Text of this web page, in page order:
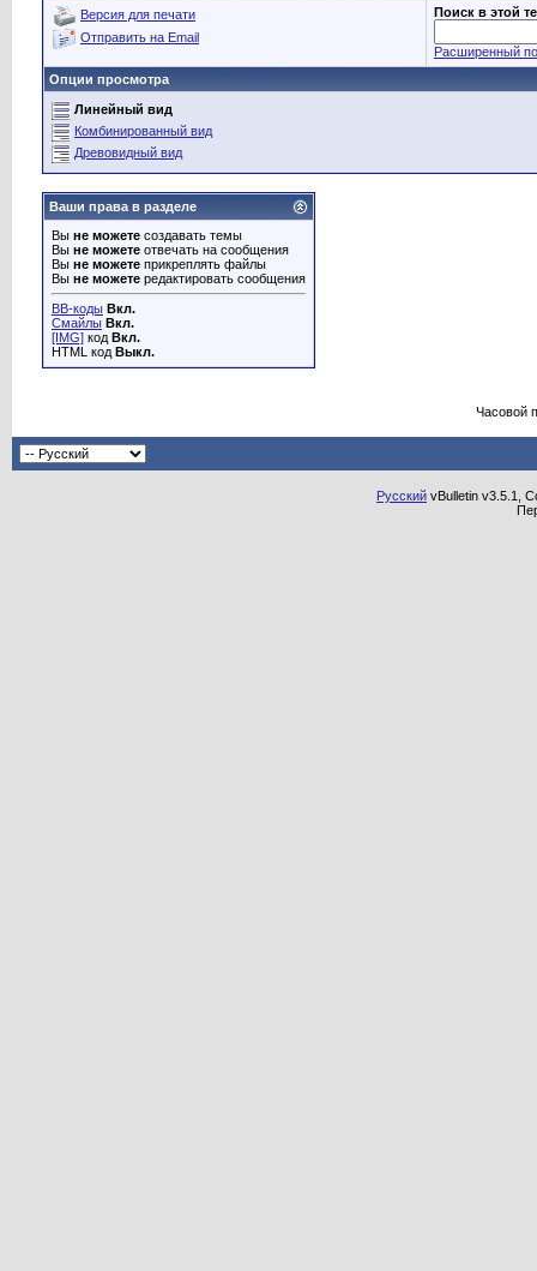
Версия для печати
Отправить на Email
Поиск в этой
Расширенный
Опции просмотра
Линейный вид
Комбинированный вид
Древовидный вид
Ваши права в разделе
Вы не можете создавать темы
Вы не можете отвечать на сообщения
Вы не можете прикреплять файлы
Вы не можете редактировать сообщения
BB-коды Вкл.
Смайлы Вкл.
[IMG] код Вкл.
HTML код Выкл.
Часовой
Русский vBulletin v3.5.1,